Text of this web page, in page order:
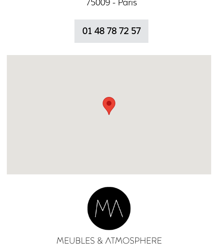
75009 - Paris
01 48 78 72 57